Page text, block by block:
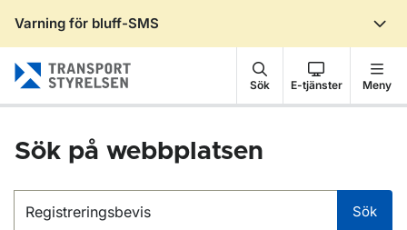
Varning för bluff-SMS
Sök E-tjänster Meny
Sök på webbplatsen
Sök